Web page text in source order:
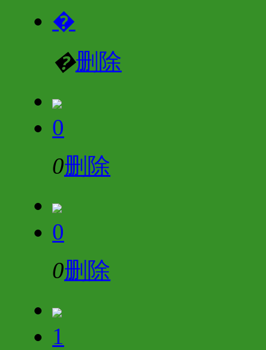
�
�删除
0
0删除
0
0删除
1